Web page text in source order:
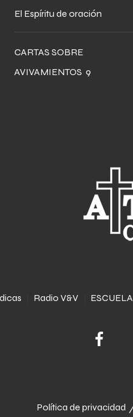
El Espíritu de oración
CARTAS SOBRE
AVIVAMIENTOS 9
Radio V&V
Política de privacidad